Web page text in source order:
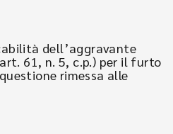
dell’aggravante
61, n. 5, c.p.) per il furto
rimessa alle